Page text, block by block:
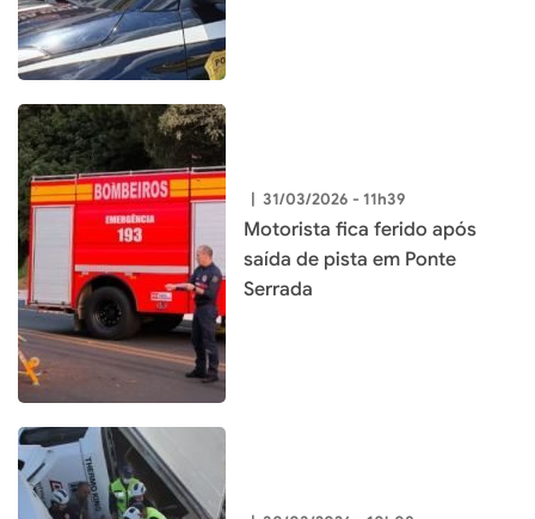
| 31/03/2026 - 11h39
Motorista fica ferido após
saída de pista em Ponte
Serrada